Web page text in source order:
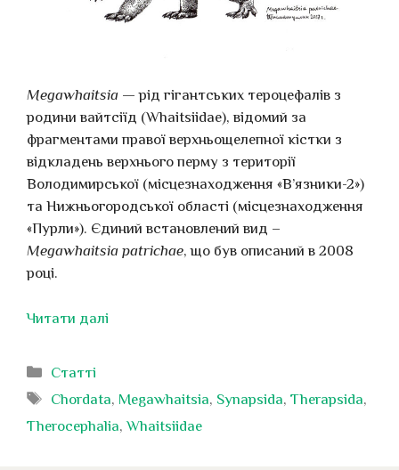
Megawhaitsia — рід гігантських тероцефалів з
родини вайтсіїд (Whaitsiidae), відомий за
фрагментами правої верхньощелепної кістки з
відкладень верхнього перму з території
Володимирської (місцезнаходження «В’язники-2»)
та Нижньогородської області (місцезнаходження
«Пурли»). Єдиний встановлений вид –
Megawhaitsia patrichae, що був описаний в 2008
році.
Читати далі
Категорії
Статті
Позначки
Chordata, Megawhaitsia, Synapsida,Therapsida,
Therocephalia,Whaitsiidae